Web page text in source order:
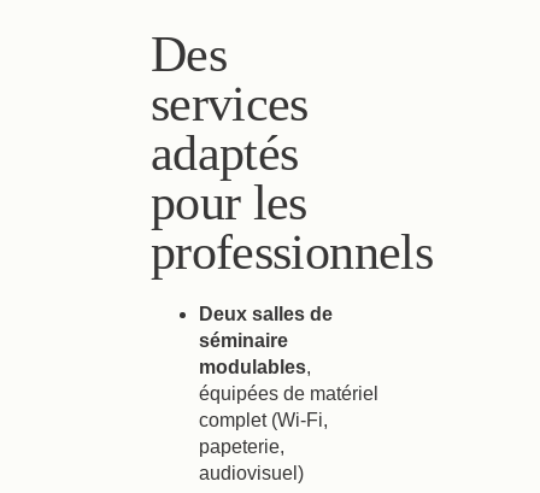
Des
services
adaptés
pour les
professionnels
Deux salles de
séminaire
modulables,
équipées de matériel
complet (Wi-Fi,
papeterie,
audiovisuel)